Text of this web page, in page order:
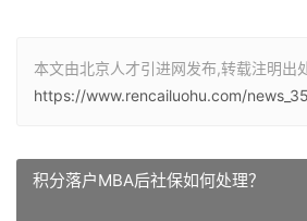
本文由北京人才引进网发布,转载注明出处
https://www.rencailuohu.com/
积分落户MBA后社保如何处理？